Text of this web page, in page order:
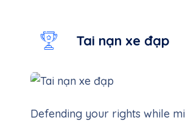
Tai nạn xe đạp
Defending your rights while